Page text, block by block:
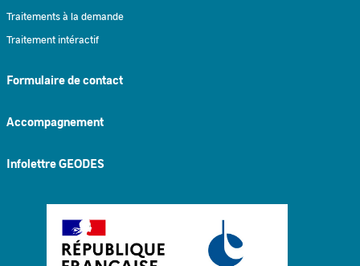
Traitements à la demande
Traitement intéractif
Formulaire de contact
Accompagnement
Infolettre GEODES